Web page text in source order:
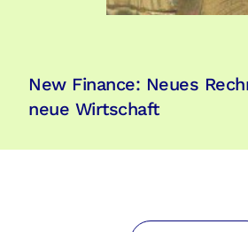
New Finance: Neues
neue Wirtschaft